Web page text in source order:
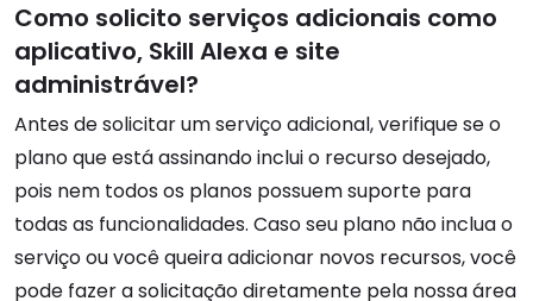
Como solicito serviços adicionais como
aplicativo, Skill Alexa e site
administrável?
Antes de solicitar um serviço adicional, verifique se o
plano que está assinando inclui o recurso desejado,
pois nem todos os planos possuem suporte para
todas as funcionalidades. Caso seu plano não inclua o
serviço ou você queira adicionar novos recursos, você
pode fazer a solicitação diretamente pela nossa área